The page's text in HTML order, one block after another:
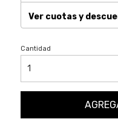
Ver cuotas y
Cantidad